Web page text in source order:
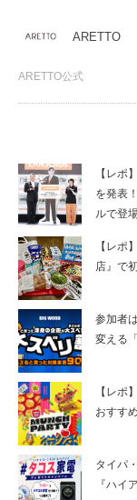
ARETTO
ARETTO公式
【レポ
を発表
ルで登
【レポ
店』で
参加者
変える
【レポ
おすす
タイパ
『ハイ